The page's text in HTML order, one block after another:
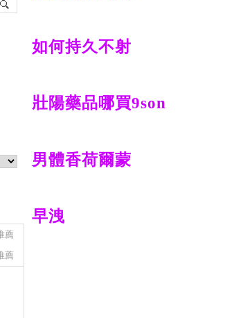
如何持久不射
壯陽藥品哪買9son
男體香荷爾蒙
早洩
薦
薦